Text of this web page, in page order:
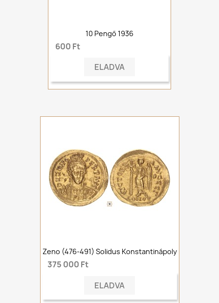
10 Pengő 1936
600 Ft
ELADVA
Zeno (476-491) Solidus Konstantinápoly
375 000 Ft
ELADVA